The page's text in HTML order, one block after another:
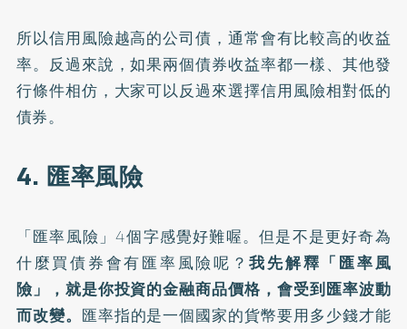
所以信用風險越高的公司債，通常會有比較高的收益
率。反過來說，如果兩個債券收益率都一樣、其他發
行條件相仿，大家可以反過來選擇信用風險相對低的
債券。
4. 匯率風險
「匯率風險」4個字感覺好難喔。但是不是更好奇為
什麼買債券會有匯率風險呢？我先解釋「匯率風
險」，就是你投資的金融商品價格，會受到匯率波動
而改變。 匯率指的是一個國家的貨幣要用多少錢才能